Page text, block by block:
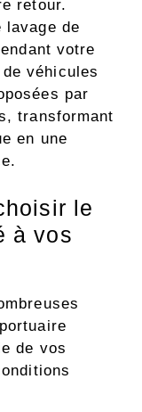
retour.
lavage de
votre
véhicules
par
transformant
en une
le
à vos
de vos